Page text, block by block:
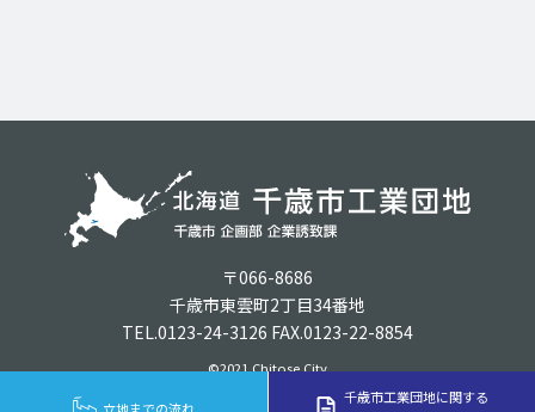
〒066-8686
千歳市東雲町2丁目34番地
TEL.0123-24-3126 FAX.0123-22-8854
©2021 Chitose City
千歳市工業団地に関する